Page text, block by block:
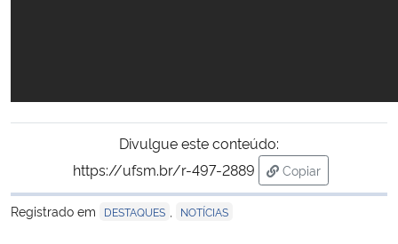
Divulgue este conteúdo:
https://ufsm.br/r-497-2889
Copiar
para área de
Registrado em
DESTAQUES NOTÍCIAS